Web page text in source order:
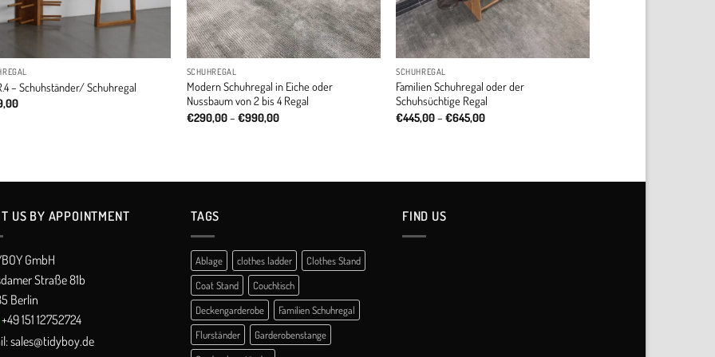
– Schuhständer/ Schuhregal
SCHUHREGAL
Modern Schuhregal in Eiche oder
Nussbaum von 2 bis 4 Regal
€290,00– €990,00Price
SCHUHREGAL
Familien Schuhregal oder der
Schuhsüchtige Regal
€445,00– €645,00Price
US BY APPOINTMENT
GmbH
Straße 81b
Berlin
+49 151 12752724
sales@tidyboy.de
TAGS
Ablage clothes ladder
Clothes Stand
Coat Stand
Couchtisch
Deckengarderobe
Familien Schuhregal
Flurständer
Garderobenstange
FIND US